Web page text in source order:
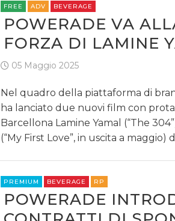
FREE ADV BEVERAGE
POWERADE VA
FORZA DI LAMINE
05 Maggio 2025
Nel quadro della piattaforma di
ha lanciato due nuovi film con
Barcellona Lamine Yamal (“The
(“My First Love”, in uscita a maggio)
PREMIUM BEVERAGE RP
POWERADE